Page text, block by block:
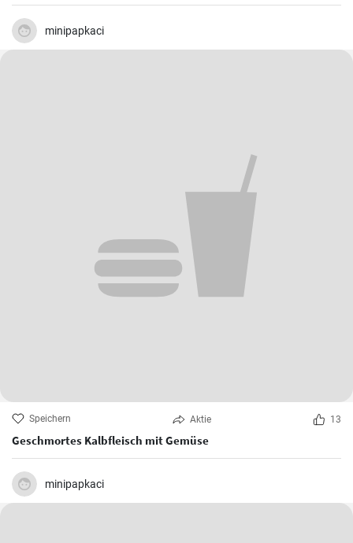
minipapkaci
Speichern Aktie 13
Geschmortes Kalbfleisch mit Gemüse
minipapkaci